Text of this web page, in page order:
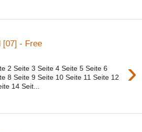
[07] - Free
›
2 Seite 3 Seite 4 Seite 5 Seite 6
8 Seite 9 Seite 10 Seite 11 Seite 12
14 Seit...